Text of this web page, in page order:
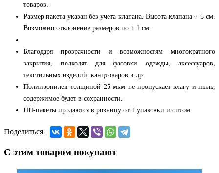
товаров.
Размер пакета указан без учета клапана. Высота клапана ~ 5 см.
Возможно отклонение размеров по ± 1 см.
Благодаря прозрачности и возможностям многократного
закрытия, подходят для фасовки одежды, аксессуаров,
текстильных изделий, канцтоваров и др.
Полипропилен толщиной 25 мкм не пропускает влагу и пыль,
содержимое будет в сохранности.
ПП-пакеты продаются в розницу от 1 упаковки и оптом.
Поделиться:
С этим товаром покупают